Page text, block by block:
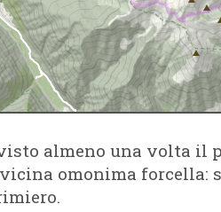
almeno una volta il
omonima forcella: